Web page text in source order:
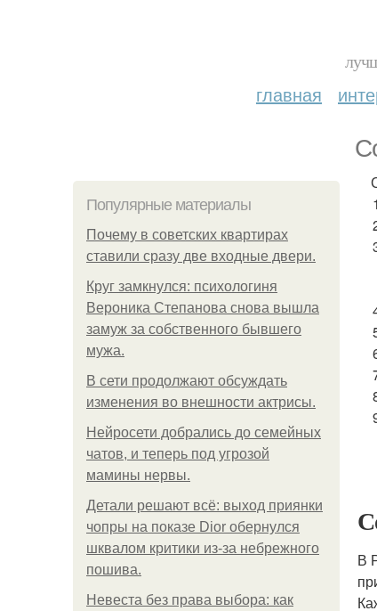
главная
Популярные материалы
Почему в советских квартирах
ставили сразу две входные двери.
Круг замкнулся: психологиня
Вероника Степанова снова вышла
замуж за собственного бывшего
мужа.
В сети продолжают обсуждать
изменения во внешности актрисы.
Нейросети добрались до семейных
чатов, и теперь под угрозой
мамины нервы.
Детали решают всё: выход приянки
чопры на показе Dior обернулся
шквалом критики из-за небрежного
пошива.
Невеста без права выбора: как
В